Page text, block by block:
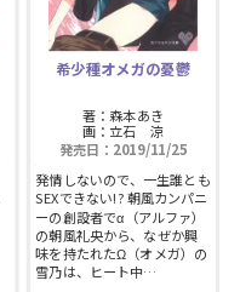
希少種オメガの憂鬱
著：森本あき
画：立石 涼
発売日：2019/11/25
発情しないので、一生誰とも
SEXできない!? 朝風カンパニ
ーの創設者でα（アルファ）
の朝風礼央から、なぜか興
味を持たれたΩ（オメガ）の
雪乃は、ヒート中…